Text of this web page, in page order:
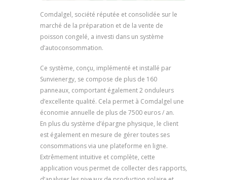
Comdalgel, société réputée et consolidée sur le
marché de la préparation et de la vente de
poisson congelé, a investi dans un système
d’autoconsommation.
Ce système, conçu, implémenté et installé par
Sunvienergy, se compose de plus de 160
panneaux, comportant également 2 onduleurs
d’excellente qualité. Cela permet à Comdalgel une
économie annuelle de plus de 7500 euros / an.
En plus du système d’épargne physique, le client
est également en mesure de gérer toutes ses
consommations via une plateforme en ligne.
Extrêmement intuitive et complète, cette
application vous permet de collecter des rapports,